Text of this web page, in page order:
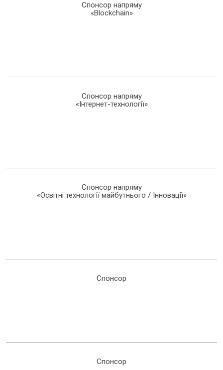
Спонсор напряму
«Blockchain»
Спонсор напряму
«Інтернет-технології»
Спонсор напряму
«Освітні технології майбутнього / Інновації»
Спонсор
Спонсор